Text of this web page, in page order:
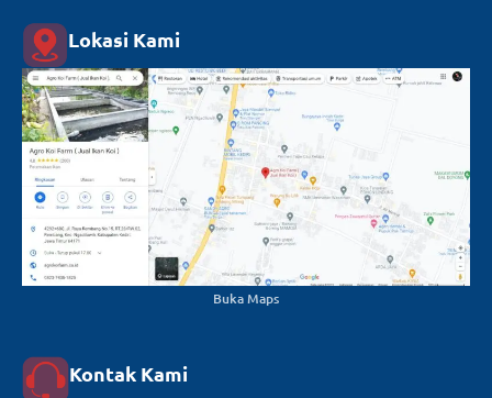
Lokasi Kami
Buka Maps
Kontak Kami